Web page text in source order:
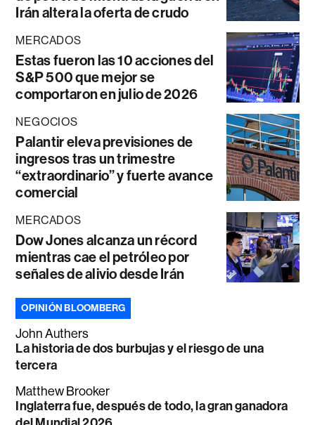
Irán altera la oferta de crudo
MERCADOS
Estas fueron las 10 acciones del
S&P 500 que mejor se
comportaron en julio de 2026
NEGOCIOS
Palantir eleva previsiones de
ingresos tras un trimestre
“extraordinario” y fuerte avance
comercial
MERCADOS
Dow Jones alcanza un récord
mientras cae el petróleo por
señales de alivio desde Irán
OPINIÓN BLOOMBERG
John Authers
La historia de dos burbujas y el riesgo de una
tercera
Matthew Brooker
Inglaterra fue, después de todo, la gran ganadora